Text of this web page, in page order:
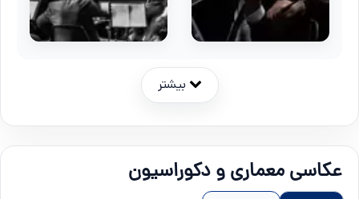
بیشتر
عکاسی معماری و دکوراسیون